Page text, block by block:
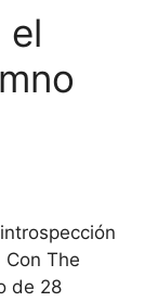
el
Con The
de 28